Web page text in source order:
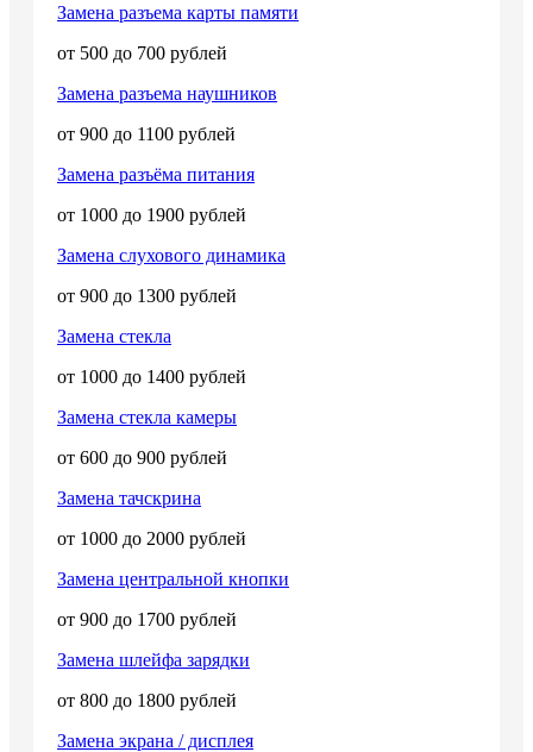
Замена разъема карты памяти
от 500 до 700 рублей
Замена разъема наушников
от 900 до 1100 рублей
Замена разъёма питания
от 1000 до 1900 рублей
Замена слухового динамика
от 900 до 1300 рублей
Замена стекла
от 1000 до 1400 рублей
Замена стекла камеры
от 600 до 900 рублей
Замена тачскрина
от 1000 до 2000 рублей
Замена центральной кнопки
от 900 до 1700 рублей
Замена шлейфа зарядки
от 800 до 1800 рублей
Замена экрана / дисплея